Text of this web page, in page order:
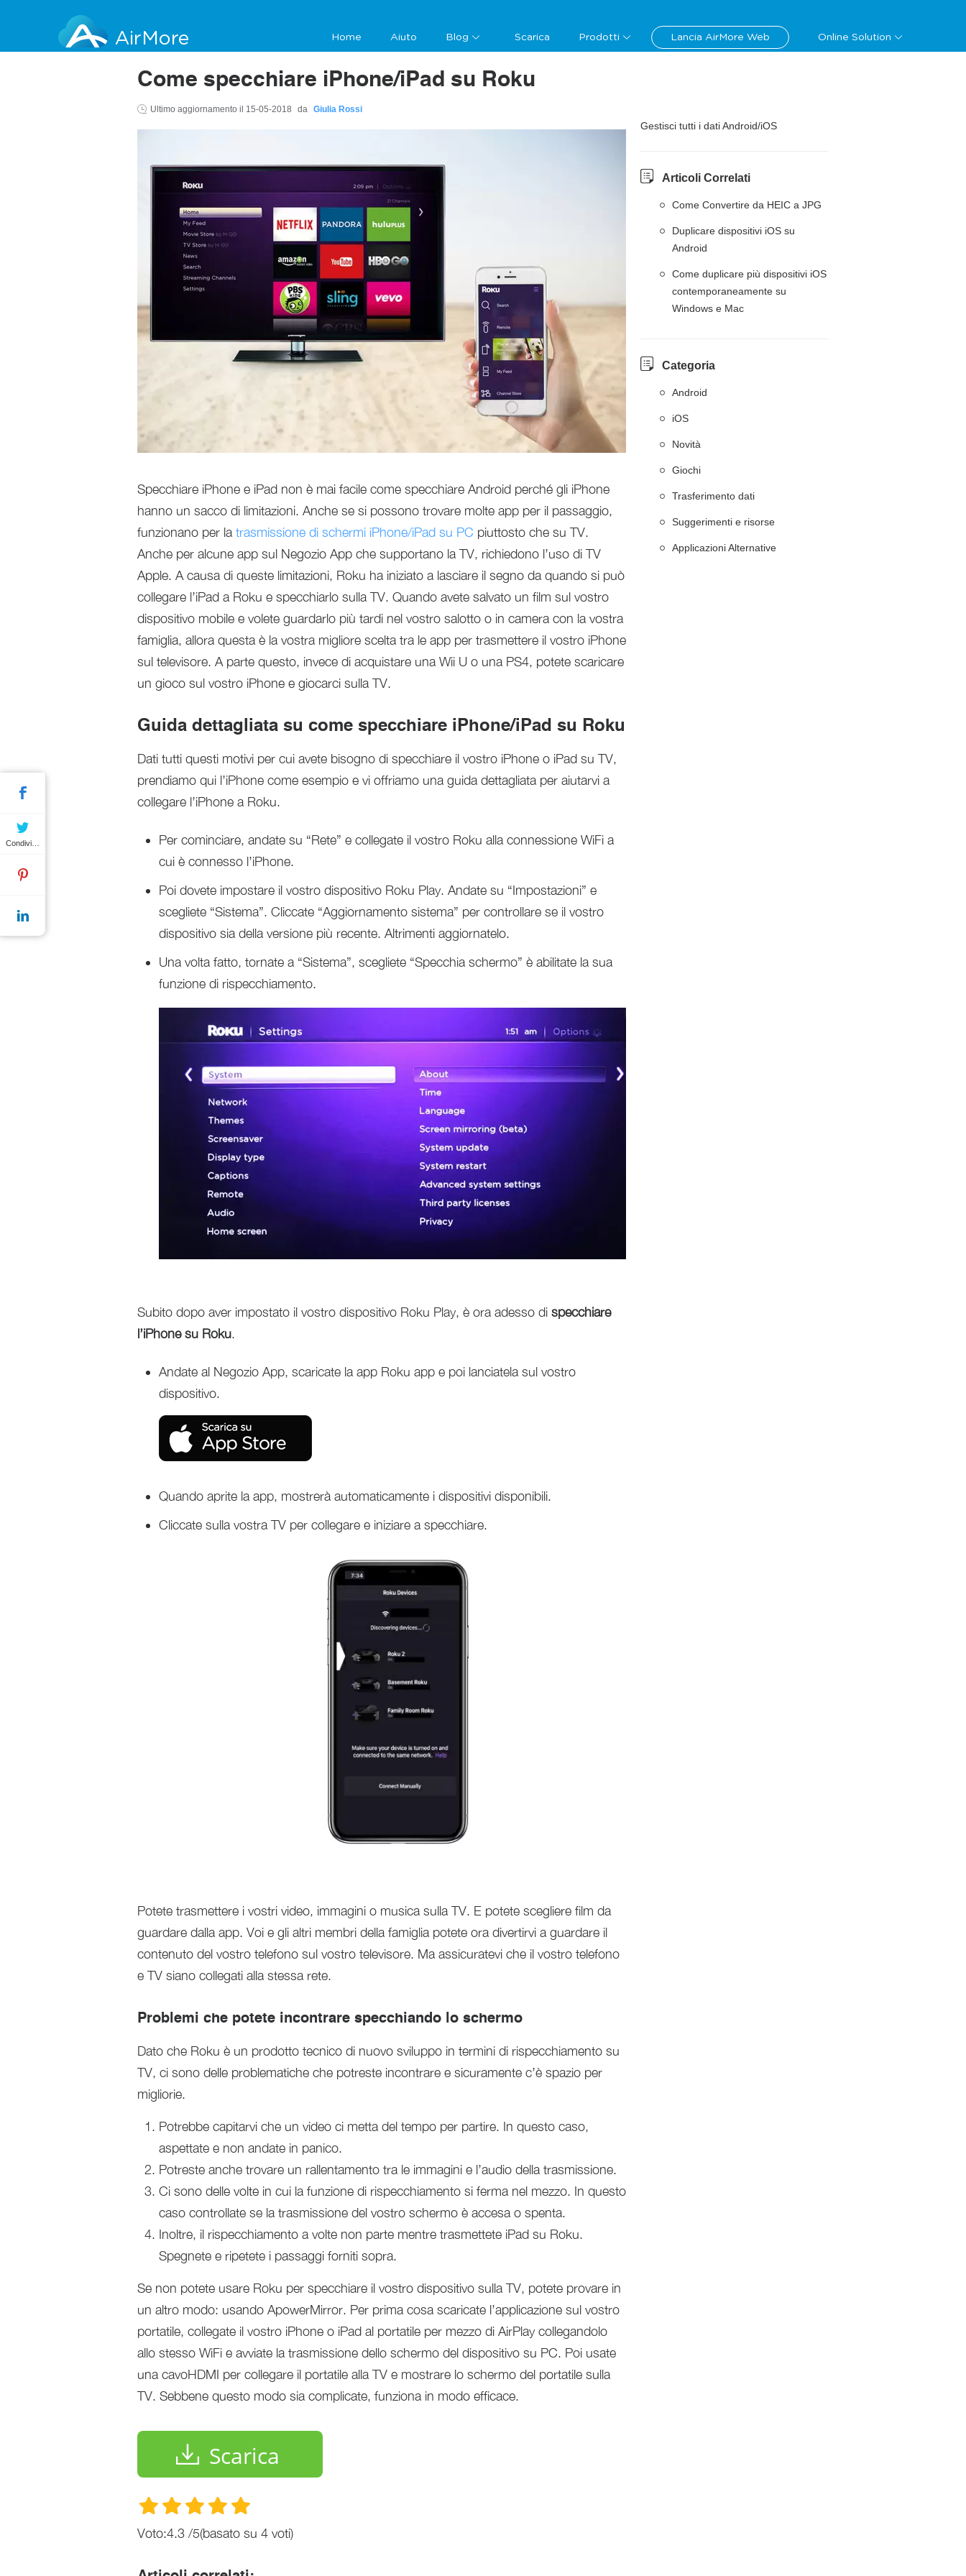
AirMore Home Aiuto Blog Scarica Prodotti Lancia AirMore Web Online Solution
Come specchiare iPhone/iPad su Roku
Ultimo aggiornamento il 15-05-2018 da Giulia Rossi
Specchiare iPhone e iPad non è mai facile come specchiare Android perché gli iPhone
hanno un sacco di limitazioni. Anche se si possono trovare molte app per il passaggio,
funzionano per la trasmissione di schermi iPhone/iPad su PC piuttosto che su TV.
Anche per alcune app sul Negozio App che supportano la TV, richiedono l’uso di TV
Apple. A causa di queste limitazioni, Roku ha iniziato a lasciare il segno da quando si può
collegare l’iPad a Roku e specchiarlo sulla TV. Quando avete salvato un film sul vostro
dispositivo mobile e volete guardarlo più tardi nel vostro salotto o in camera con la vostra
famiglia, allora questa è la vostra migliore scelta tra le app per trasmettere il vostro iPhone
sul televisore. A parte questo, invece di acquistare una Wii U o una PS4, potete scaricare
un gioco sul vostro iPhone e giocarci sulla TV.
Guida dettagliata su come specchiare iPhone/iPad su Roku
Dati tutti questi motivi per cui avete bisogno di specchiare il vostro iPhone o iPad su TV,
prendiamo qui l’iPhone come esempio e vi offriamo una guida dettagliata per aiutarvi a
collegare l’iPhone a Roku.
Per cominciare, andate su “Rete” e collegate il vostro Roku alla connessione WiFi a
cui è connesso l’iPhone.
Poi dovete impostare il vostro dispositivo Roku Play. Andate su “Impostazioni” e
scegliete “Sistema”. Cliccate “Aggiornamento sistema” per controllare se il vostro
dispositivo sia della versione più recente. Altrimenti aggiornatelo.
Una volta fatto, tornate a “Sistema”, scegliete “Specchia schermo” è abilitate la sua
funzione di rispecchiamento.
Subito dopo aver impostato il vostro dispositivo Roku Play, è ora adesso di specchiare
l’iPhone su Roku.
Andate al Negozio App, scaricate la app Roku app e poi lanciatela sul vostro
dispositivo.
Quando aprite la app, mostrerà automaticamente i dispositivi disponibili.
Cliccate sulla vostra TV per collegare e iniziare a specchiare.
Potete trasmettere i vostri video, immagini o musica sulla TV. E potete scegliere film da
guardare dalla app. Voi e gli altri membri della famiglia potete ora divertirvi a guardare il
contenuto del vostro telefono sul vostro televisore. Ma assicuratevi che il vostro telefono
e TV siano collegati alla stessa rete.
Problemi che potete incontrare specchiando lo schermo
Dato che Roku è un prodotto tecnico di nuovo sviluppo in termini di rispecchiamento su
TV, ci sono delle problematiche che potreste incontrare e sicuramente c’è spazio per
migliorie.
Potrebbe capitarvi che un video ci metta del tempo per partire. In questo caso,
aspettate e non andate in panico.
Potreste anche trovare un rallentamento tra le immagini e l’audio della trasmissione.
Ci sono delle volte in cui la funzione di rispecchiamento si ferma nel mezzo. In questo
caso controllate se la trasmissione del vostro schermo è accesa o spenta.
Inoltre, il rispecchiamento a volte non parte mentre trasmettete iPad su Roku.
Spegnete e ripetete i passaggi forniti sopra.
Se non potete usare Roku per specchiare il vostro dispositivo sulla TV, potete provare in
un altro modo: usando ApowerMirror. Per prima cosa scaricate l’applicazione sul vostro
portatile, collegate il vostro iPhone o iPad al portatile per mezzo di AirPlay collegandolo
allo stesso WiFi e avviate la trasmissione dello schermo del dispositivo su PC. Poi usate
una cavoHDMI per collegare il portatile alla TV e mostrare lo schermo del portatile sulla
TV. Sebbene questo modo sia complicate, funziona in modo efficace.
Scarica
Voto:4.3 /5(basato su 4 voti)
Gestisci tutti i dati Android/iOS
Articoli Correlati
Come Convertire da HEIC a JPG
Duplicare dispositivi iOS su
Android
Come duplicare più dispositivi iOS
contemporaneamente su
Windows e Mac
Categoria
Android
iOS
Novità
Giochi
Trasferimento dati
Suggerimenti e risorse
Applicazioni Alternative